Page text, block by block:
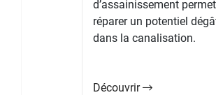
d’assainissement
réparer un potentiel
dans la canalisation.
Découvrir